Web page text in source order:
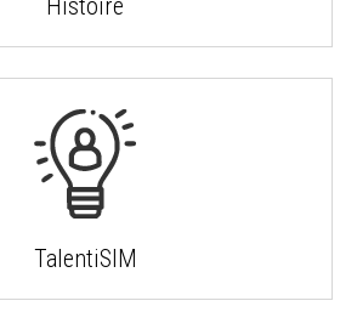
Histoire
TalentiSIM